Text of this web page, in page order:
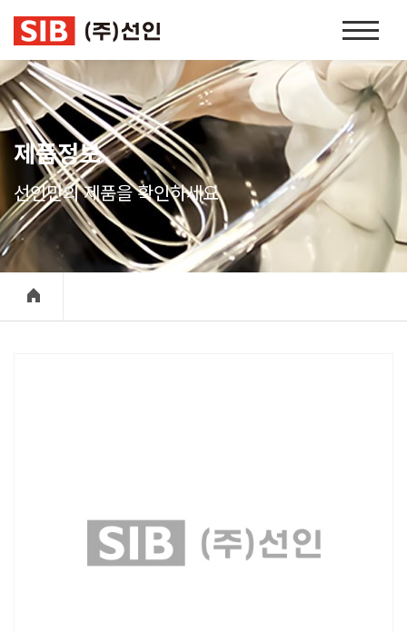
홈
이
지
네
비
게
이
제품정보
선인만의 제품을 확인하세요